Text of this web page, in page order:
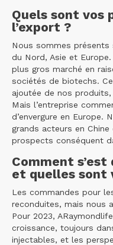
Quels sont vos
l’export ?
Nous sommes
du Nord, Asie et
plus gros marché en
sociétés de biotechs.
ajoutée de nos
Mais l’entreprise
d’envergure en Europe.
grands acteurs en
prospects conséquent
Comment s’est
et quelles sont
Les commandes pour
reconduites, mais nous
Pour 2023,
croissance, toujours
injectables, et les